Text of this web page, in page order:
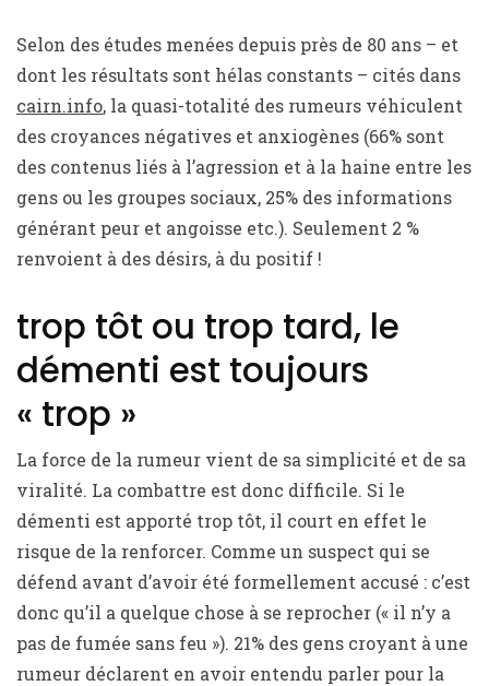
Selon des études menées depuis près de 80 ans – et
dont les résultats sont hélas constants – cités dans
cairn.info, la quasi-totalité des rumeurs véhiculent
des croyances négatives et anxiogènes (66% sont
des contenus liés à l’agression et à la haine entre les
gens ou les groupes sociaux, 25% des informations
générant peur et angoisse etc.). Seulement 2 %
renvoient à des désirs, à du positif !
trop tôt ou trop tard, le
démenti est toujours
« trop »
La force de la rumeur vient de sa simplicité et de sa
viralité. La combattre est donc difficile. Si le
démenti est apporté trop tôt, il court en effet le
risque de la renforcer. Comme un suspect qui se
défend avant d’avoir été formellement accusé : c’est
donc qu’il a quelque chose à se reprocher (« il n’y a
pas de fumée sans feu »). 21% des gens croyant à une
rumeur déclarent en avoir entendu parler pour la